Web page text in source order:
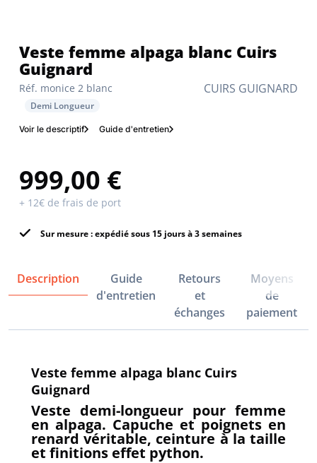
CUIRS GUIGNARD
Réf. monice 2 blanc
Veste femme alpaga blanc Cuirs
Guignard
Demi Longueur
Voir le descriptif Guide d'entretien
999,00 €
+ 12€ de frais de port
Sur mesure : expédié sous 15 jours à 3 semaines
Description
Guide
d'entretien
Retours
et
échanges
Moyens
de
paiement
Veste femme alpaga blanc Cuirs
Guignard
Veste demi-longueur pour femme
en alpaga. Capuche et poignets en
renard véritable, ceinture à la taille
et finitions effet python.